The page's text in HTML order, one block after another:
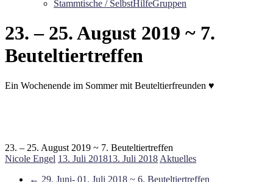
Stammtische / SelbstHilfeGruppen
23. – 25. August 2019 ~ 7.
Beuteltiertreffen
Ein Wochenende im Sommer mit Beuteltierfreunden ♥
23. – 25. August 2019 ~ 7. Beuteltiertreffen
Nicole Engel 13. Juli 201813. Juli 2018 Aktuelles
← 29. Juni- 01. Juli 2018 ~ 6. Beuteltiertreffen